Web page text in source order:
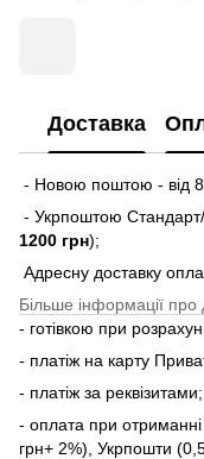
Доставка
- Новою поштою - від
- Укрпоштою
1200 грн);
Адресну доставку
Більше інформації про
- готівкою при
- платіж на карту
- платіж за реквізитами;
- оплата при отриманні
грн+ 2%), Укрпошти